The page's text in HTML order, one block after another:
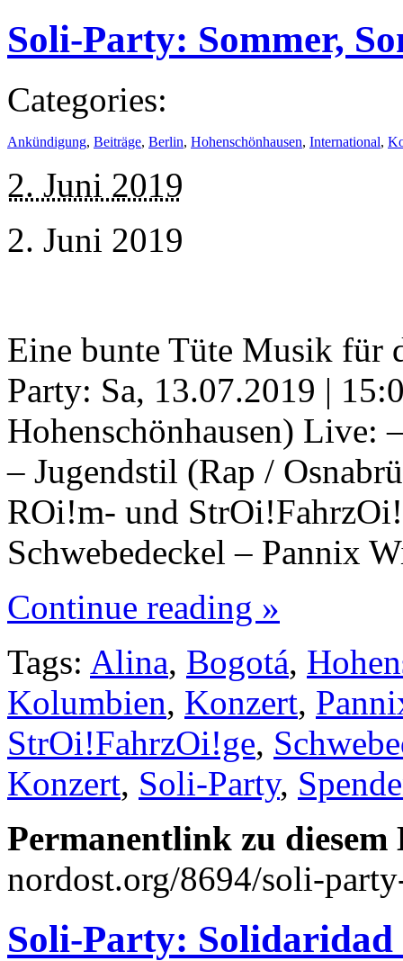
Soli-Party: Sommer,
Categories:
Ankündigung, Beiträge, Berlin, Hohenschönhausen, International,
2. Juni 2019
2. Juni 2019
Eine bunte Tüte Musik
Party: Sa, 13.07.2019 |
Hohenschönhausen) Live:
– Jugendstil (Rap /
ROi!m- und
Schwebedeckel – Pannix
Continue reading »
Tags: Alina, Bogotá,
Kolumbien, Konzert,
StrOi!FahrzOi!ge,
Konzert, Soli-Party,
Permanentlink zu
nordost.org/8694/soli-
Soli-Party: